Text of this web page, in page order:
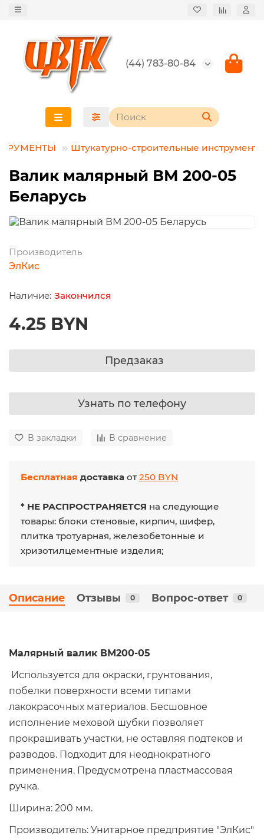
(44) 783-80-84
Штукатурно-строительные инструменты
Валик малярный ВМ 200-05
Беларусь
Производитель
ЭлКис
Закончился
4.25 BYN
Предзаказ
Узнать по телефону
В закладки В сравнение
Бесплатная доставка от250 BYN
* НЕ РАСПРОСТРАНЯЕТСЯ на следующие
товары: блоки стеновые, кирпич, шифер,
плитка тротуарная, железобетонные и
хризотилцементные изделия;
Описание Отзывы 0 Вопрос-ответ 0
Малярный валик ВМ200-05
Используется для окраски, грунтования,
побелки поверхности всеми типами
лакокрасочных материалов. Бесшовное
исполнение меховой шубки позволяет
прокрашивать участки, не оставляя подтеков и
разводов. Подходит для неоднократного
применения. Предусмотрена пластмассовая
ручка.
Ширина: 200 мм.
Производитель: Унитарное предприятие "ЭлКис"